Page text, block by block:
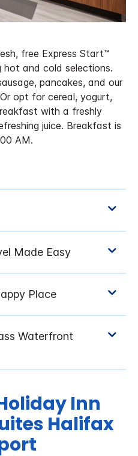
free Express Start™
and cold selections.
pancakes, and our
opt for cereal, yogurt,
with a freshly
juice. Breakfast is
AM.
Inn
Halifax